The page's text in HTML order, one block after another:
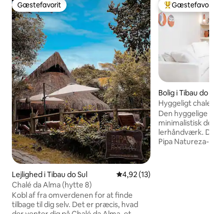
Gæstefavorit
Gæstefavorit
Lejlighed i Tibau do Sul 4,92 ud af 5 i gennemsnitlig
4,92 (13)
Chalé da Alma (hytte 8)
Kobl af fra omverdenen for at finde
tilbage til dig selv. Det er præcis, hvad
Bedste
Gæstefavorit
Bolig i Tibau do Sul
Hyggeligt chalet
stranden.
Den hyggelige
minimalistisk
lerhåndværk. Den
Pipa Natureza-